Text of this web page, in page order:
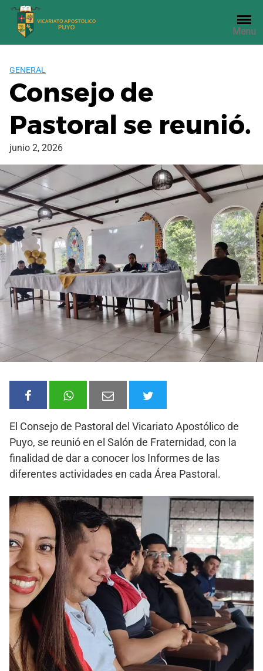
Saltar
contenido
Menu
GENERAL
Consejo de
Pastoral se reunió.
junio 2, 2026
El Consejo de Pastoral del Vicariato Apostólico de
Puyo, se reunió en el Salón de Fraternidad, con la
finalidad de dar a conocer los Informes de las
diferentes actividades en cada Área Pastoral.